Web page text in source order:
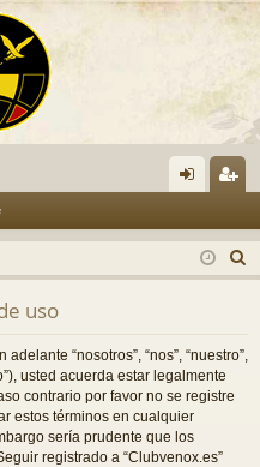
nti
fic
se
ist
ra
e
u
uso
“nosotros”, “nos”, “nuestro”,
usted acuerda estar legalmente
contrario por favor no se registre
estos términos en cualquier
sería prudente que los
registrado a “Clubvenox.es”